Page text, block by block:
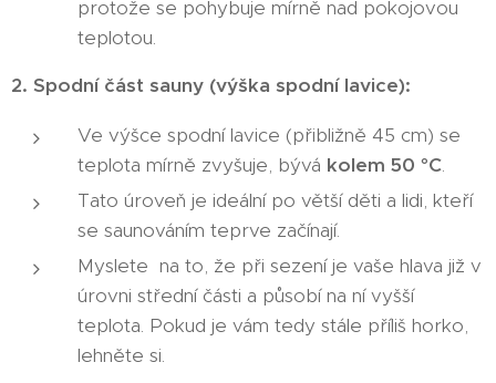
protože se pohybuje mírně nad pokojovou
teplotou.
2. Spodní část sauny (výška spodní lavice):
Ve výšce spodní lavice (přibližně 45 cm) se
teplota mírně zvyšuje, bývá kolem 50 °C.
Tato úroveň je ideální po větší děti a lidi, kteří
se saunováním teprve začínají.
Myslete na to, že při sezení je vaše hlava již v
úrovni střední části a působí na ní vyšší
teplota. Pokud je vám tedy stále příliš horko,
lehněte si.